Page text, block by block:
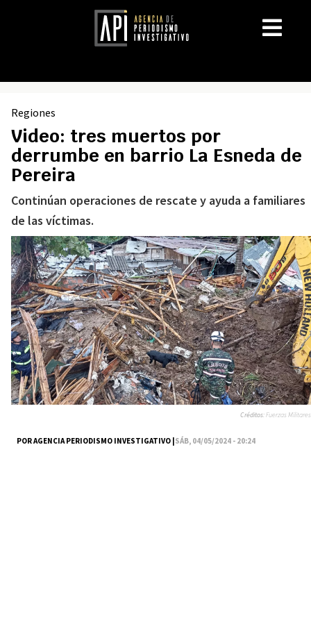
Regiones
Video: tres muertos por
derrumbe en barrio La Esneda de
Pereira
Continúan operaciones de rescate y ayuda a familiares
de las víctimas.
POR AGENCIA PERIODISMO INVESTIGATIVO |SÁB, 04/05/2024 - 20:24
Créditos:Fuerzas Militares